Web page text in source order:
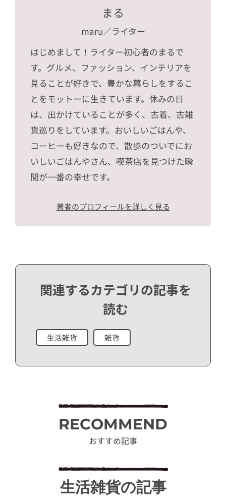
まる
maru／ライター
はじめまして！ライター初心者のまるで
す。グルメ、ファッション、インテリアを
見ることが好きで、豊かな暮らしをするこ
とをモットーに生きています。休みの日
は、出かけていることが多く、古着、古雑
貨巡りをしています。おいしいごはんや、
コーヒーも好きなので、散歩のついでにお
いしいごはんやさん、喫茶店を見つけた瞬
間が一番の幸せです。
著者のプロフィールを詳しく見る
関連するカテゴリの記事を
読む
生活雑貨 雑貨
RECOMMEND
おすすめ記事
生活雑貨の記事